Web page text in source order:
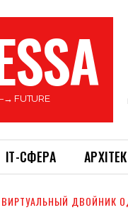
FUTURE
ІТ-СФЕРА
ВИРТУАЛЬНЫЙ ДВОЙНИК